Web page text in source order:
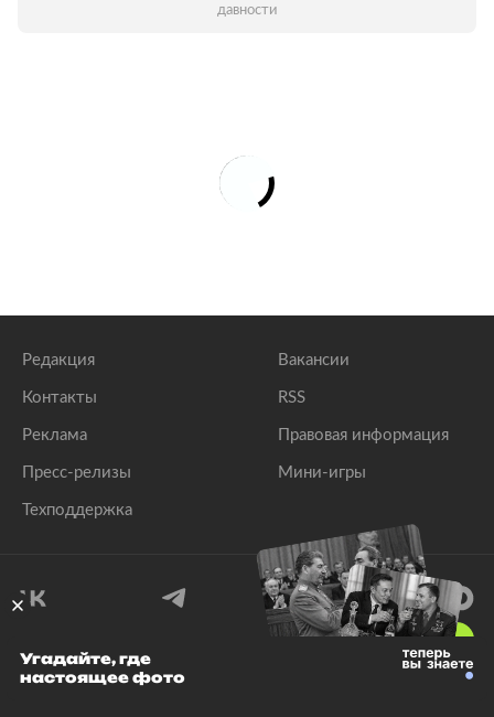
давности
Редакция
Контакты
Реклама
Пресс-релизы
Техподдержка
Вакансии
RSS
Правовая информация
Мини-игры
© 1999–2026 Все права защищены.
Угадайте, где
настоящее фото